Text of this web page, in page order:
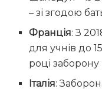
– зі згодою
Франція: З
для учнів до
році
Італія: